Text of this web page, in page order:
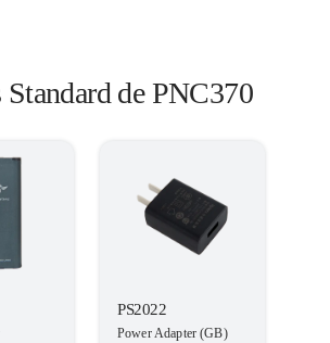
Standard de PNC370
PS2022
Power Adapter (GB)